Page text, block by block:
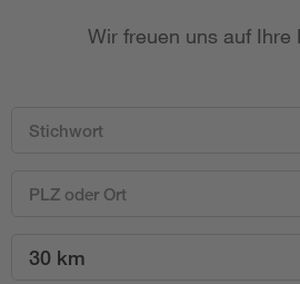
Wir freuen uns auf Ihre
30 km